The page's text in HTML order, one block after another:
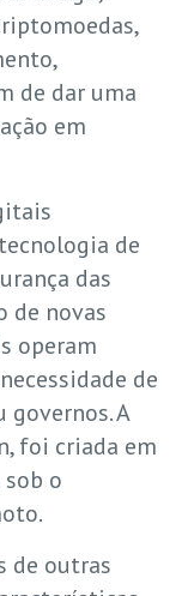
de dar uma
em
de
das
de novas
operam
de
A
foi criada em
o
de outras